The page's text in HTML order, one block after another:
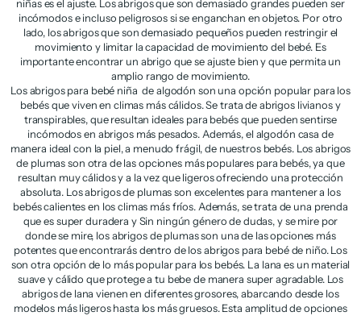
niñas es el ajuste. Los abrigos que son demasiado grandes pueden ser
incómodos e incluso peligrosos si se enganchan en objetos. Por otro
lado, los abrigos que son demasiado pequeños pueden restringir el
movimiento y limitar la capacidad de movimiento del bebé. Es
importante encontrar un abrigo que se ajuste bien y que permita un
amplio rango de movimiento.
Los abrigos para bebé niña de algodón son una opción popular para los
bebés que viven en climas más cálidos. Se trata de abrigos livianos y
transpirables, que resultan ideales para bebés que pueden sentirse
incómodos en abrigos más pesados. Además, el algodón casa de
manera ideal con la piel, a menudo frágil, de nuestros bebés. Los abrigos
de plumas son otra de las opciones más populares para bebés, ya que
resultan muy cálidos y a la vez que ligeros ofreciendo una protección
absoluta. Los abrigos de plumas son excelentes para mantener a los
bebés calientes en los climas más fríos. Además, se trata de una prenda
que es super duradera y Sin ningún género de dudas, y se mire por
donde se mire, los abrigos de plumas son una de las opciones más
potentes que encontrarás dentro de los abrigos para bebé de niño. Los
son otra opción de lo más popular para los bebés. La lana es un material
suave y cálido que protege a tu bebe de manera super agradable. Los
abrigos de lana vienen en diferentes grosores, abarcando desde los
modelos más ligeros hasta los más gruesos. Esta amplitud de opciones